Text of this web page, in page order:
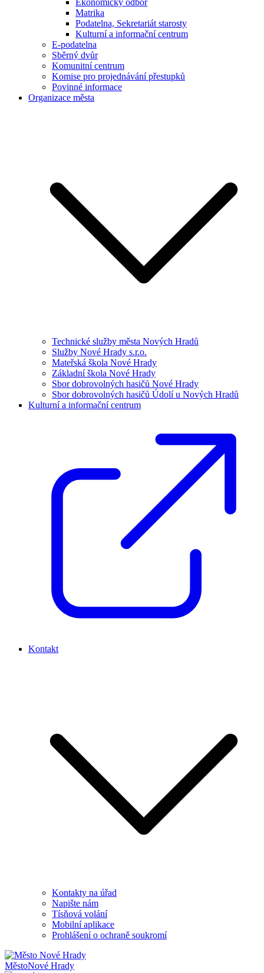
Ekonomický odbor
Matrika
Podatelna, Sekretariát starosty
Kulturní a informační centrum
E-podatelna
Sběrný dvůr
Komunitní centrum
Komise pro projednávání přestupků
Povinné informace
Organizace města
Technické služby města Nových Hradů
Služby Nové Hrady s.r.o.
Mateřská škola Nové Hrady
Základní škola Nové Hrady
Sbor dobrovolných hasičů Nové Hrady
Sbor dobrovolných hasičů Údolí u Nových Hradů
Kulturní a informační centrum
Kontakt
Kontakty na úřad
Napište nám
Tísňová volání
Mobilní aplikace
Prohlášení o ochraně soukromí
MěstoNové Hrady